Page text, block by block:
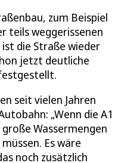
zum Beispiel
teils weggerissenen
ist die Straße wieder
jetzt deutliche
seit vielen Jahren
„Wenn die A1
Wassermengen
Es wäre
noch zusätzlich